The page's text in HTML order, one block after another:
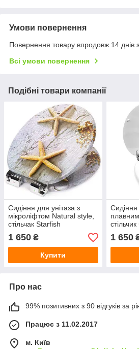
Умови повернення
Повернення товару впродовж 14 днів
Всі умови повернення
Подібні товари компанії
Сидіння для унітаза з
мікроліфтом Natural style,
стільчак Starfish
1 650 ₴
Купити
Сидіння
колір
1 650
Про нас
99% позитивних з 90 відгуків за
Працює з 11.02.2017
м. Київ